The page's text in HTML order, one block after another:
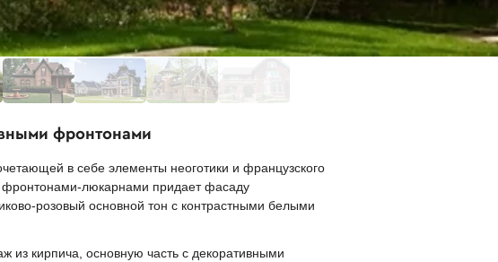
фронтонами
в себе элементы неоготики и французского
люкарнами придает фасаду
розовый основной тон с контрастными белыми
из кирпича, основную часть с декоративными